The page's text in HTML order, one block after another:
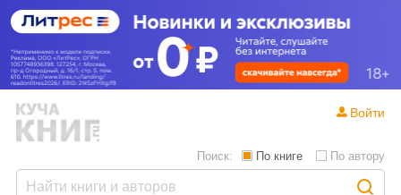
Поиск: По книге По автору
Войти